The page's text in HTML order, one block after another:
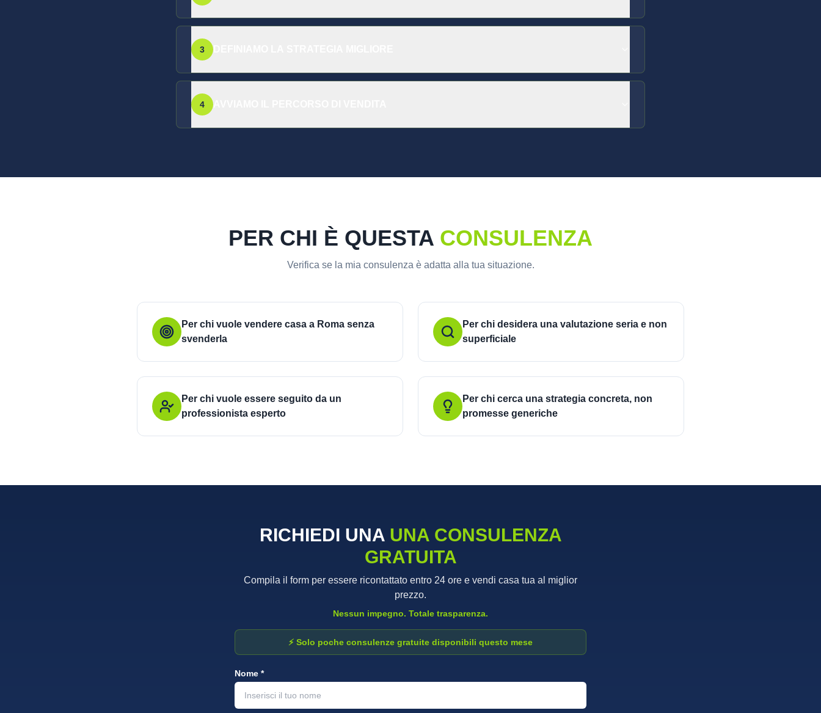
3
4
PER CHI È QUESTA CONSULENZA
Verifica se la mia consulenza è adatta alla tua situazione.
Per chi vuole vendere casa a Roma senza
svenderla
Per chi desidera una valutazione seria e non
superficiale
Per chi vuole essere seguito da un
professionista esperto
Per chi cerca una strategia concreta, non
promesse generiche
RICHIEDI UNA UNA CONSULENZA
GRATUITA
Compila il form per essere ricontattato entro 24 ore e vendi casa tua al miglior
prezzo.
Nessun impegno. Totale trasparenza.
⚡ Solo poche consulenze gratuite disponibili questo mese
Nome *